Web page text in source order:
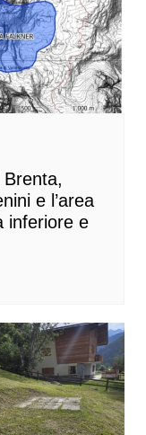
e l’area
inferiore e